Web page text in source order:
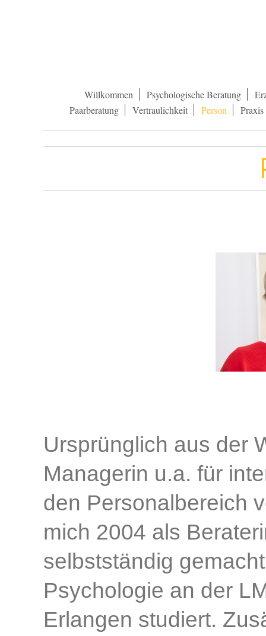
Willkommen Psychologische Beratung
Paarberatung
Vertraulichkeit Person Praxis
Ursprünglich aus der
Managerin u.a. für
den Personalbereich
mich 2004 als
selbstständig
Psychologie an der
Erlangen studiert.